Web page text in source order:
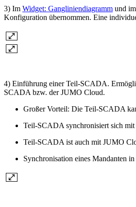
3) Im Widget: Gangliniendiagramm und im
Konfiguration übernommen. Eine
4) Einführung einer Teil-SCADA.
SCADA bzw. der JUMO Cloud.
Großer Vorteil: Die Teil-SCADA
Teil-SCADA synchronisiert sich
Teil-SCADA ist auch mit JUMO
Synchronisation eines Mandanten